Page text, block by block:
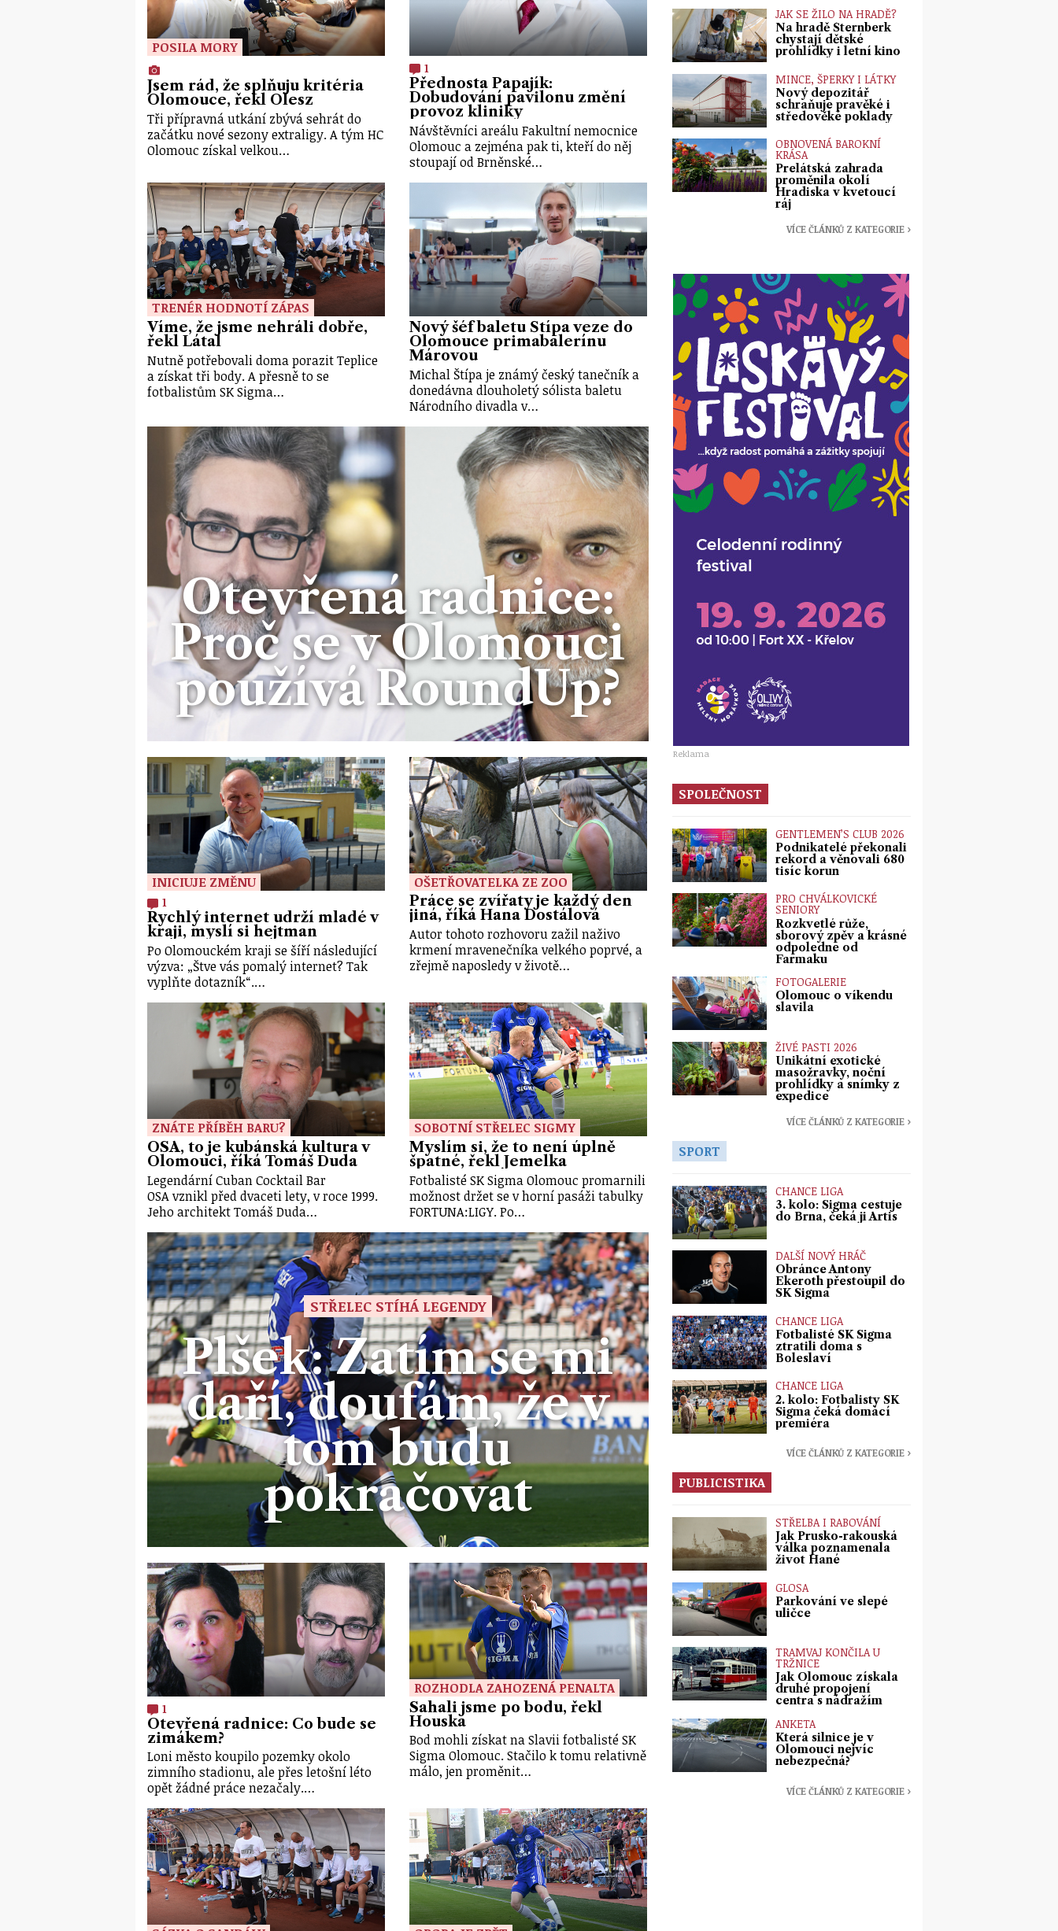
POSILA MORY
Jsem rád, že splňuju kritéria
Olomouce, řekl Olesz
Tři přípravná utkání zbývá sehrát do
začátku nové sezony extraligy. A tým HC
Olomouc získal velkou…
1
Přednosta Papajík:
Dobudování pavilonu změní
provoz kliniky
Návštěvníci areálu Fakultní nemocnice
Olomouc a zejména pak ti, kteří do něj
stoupají od Brněnské…
TRENÉR HODNOTÍ ZÁPAS
Víme, že jsme nehráli dobře,
řekl Látal
Nutně potřebovali doma porazit Teplice
a získat tři body. A přesně to se
fotbalistům SK Sigma…
Nový šéf baletu Štípa veze do
Olomouce primabalerínu
Márovou
Michal Štípa je známý český tanečník a
donedávna dlouholetý sólista baletu
Národního divadla v…
Otevřená radnice:
Proč se v Olomouci
používá RoundUp?
INICIUJE ZMĚNU
1
Rychlý internet udrží mladé v
kraji, myslí si hejtman
Po Olomouckém kraji se šíří následující
výzva: „Štve vás pomalý internet? Tak
vyplňte dotazník“.…
OŠETŘOVATELKA ZE ZOO
Práce se zvířaty je každý den
jiná, říká Hana Dostálová
Autor tohoto rozhovoru zažil naživo
krmení mravenečníka velkého poprvé, a
zřejmě naposledy v životě…
ZNÁTE PŘÍBĚH BARU?
OSA, to je kubánská kultura v
Olomouci, říká Tomáš Duda
Legendární Cuban Cocktail Bar
OSA vznikl před dvaceti lety, v roce 1999.
Jeho architekt Tomáš Duda…
SOBOTNÍ STŘELEC SIGMY
Myslím si, že to není úplně
špatné, řekl Jemelka
Fotbalisté SK Sigma Olomouc promarnili
možnost držet se v horní pasáži tabulky
FORTUNA:LIGY. Po…
STŘELEC STÍHÁ LEGENDY
Plšek: Zatím se mi
daří, doufám, že v
tom budu
pokračovat
1
Otevřená radnice: Co bude se
zimákem?
Loni město koupilo pozemky okolo
zimního stadionu, ale přes letošní léto
opět žádné práce nezačaly.…
ROZHODLA ZAHOZENÁ PENALTA
Sahali jsme po bodu, řekl
Houska
Bod mohli získat na Slavii fotbalisté SK
Sigma Olomouc. Stačilo k tomu relativně
málo, jen proměnit…
JAK SE ŽILO NA HRADĚ?
Na hradě Šternberk
chystají dětské
prohlídky i letní kino
MINCE, ŠPERKY I LÁTKY
Nový depozitář
schraňuje pravěké i
středověké poklady
OBNOVENÁ BAROKNÍ
KRÁSA
Prelátská zahrada
proměnila okolí
Hradiska v kvetoucí
ráj
VÍCE ČLÁNKŮ Z KATEGORIE ›
Reklama
SPOLEČNOST
GENTLEMEN’S CLUB 2026
Podnikatelé překonali
rekord a věnovali 680
tisíc korun
PRO CHVÁLKOVICKÉ
SENIORY
Rozkvetlé růže,
sborový zpěv a krásné
odpoledne od
Farmaku
FOTOGALERIE
Olomouc o víkendu
slavila
ŽIVÉ PASTI 2026
Unikátní exotické
masožravky, noční
prohlídky a snímky z
expedice
VÍCE ČLÁNKŮ Z KATEGORIE ›
SPORT
CHANCE LIGA
3. kolo: Sigma cestuje
do Brna, čeká ji Artis
DALŠÍ NOVÝ HRÁČ
Obránce Antony
Ekeroth přestoupil do
SK Sigma
CHANCE LIGA
Fotbalisté SK Sigma
ztratili doma s
Boleslaví
CHANCE LIGA
2. kolo: Fotbalisty SK
Sigma čeká domácí
premiéra
VÍCE ČLÁNKŮ Z KATEGORIE ›
PUBLICISTIKA
STŘELBA I RABOVÁNÍ
Jak Prusko-rakouská
válka poznamenala
život Hané
GLOSA
Parkování ve slepé
uličce
TRAMVAJ KONČILA U
TRŽNICE
Jak Olomouc získala
druhé propojení
centra s nádražím
ANKETA
Která silnice je v
Olomouci nejvíc
nebezpečná?
VÍCE ČLÁNKŮ Z KATEGORIE ›